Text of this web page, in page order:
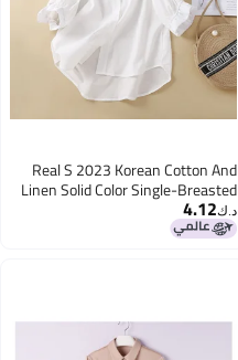
Real S 2023 Korean Cotton And
Linen Solid Color Single-Breasted
Loose Large Size Thin Seven-
Sleeved Shirt Top
د.ك‏4.12